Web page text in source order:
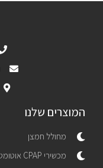
המוצרים שלנו
מחולל חמצן
מכשירי CPAP אוטומטיים